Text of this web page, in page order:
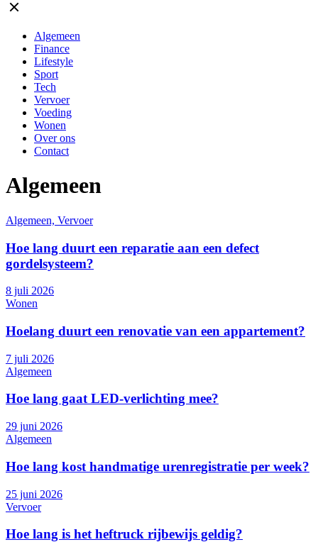
Algemeen
Finance
Lifestyle
Sport
Tech
Vervoer
Voeding
Wonen
Over ons
Contact
Algemeen
Algemeen, Vervoer
Hoe lang duurt een reparatie aan een defect
gordelsysteem?
8 juli 2026
Wonen
Hoelang duurt een renovatie van een appartement?
7 juli 2026
Algemeen
Hoe lang gaat LED-verlichting mee?
29 juni 2026
Algemeen
Hoe lang kost handmatige urenregistratie per week?
25 juni 2026
Vervoer
Hoe lang is het heftruck rijbewijs geldig?